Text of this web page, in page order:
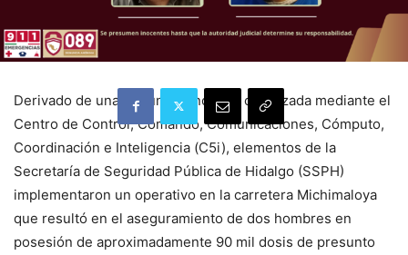
Derivado de una denuncia anónima canalizada mediante el
Centro de Control, Comando, Comunicaciones, Cómputo,
Coordinación e Inteligencia (C5i), elementos de la
Secretaría de Seguridad Pública de Hidalgo (SSPH)
implementaron un operativo en la carretera Michimaloya
que resultó en el aseguramiento de dos hombres en
posesión de aproximadamente 90 mil dosis de presunto